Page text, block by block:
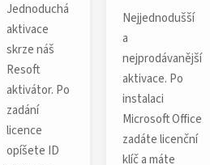
Jednoduchá
aktivace
skrze náš
Resoft
aktivátor. Po
zadání
licence
opíšete ID
Nejjednodušší
a
nejprodávanější
aktivace. Po
instalaci
Microsoft Office
zadáte licenční
klíč a máte